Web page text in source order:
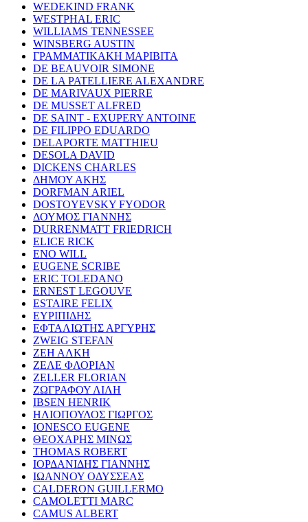
WEDEKIND FRANK
WESTPHAL ERIC
WILLIAMS TENNESSEE
WINSBERG AUSTIN
ΓΡΑΜΜΑΤΙΚΑΚΗ ΜΑΡΙΒΙΤΑ
DE BEAUVOIR SIMONE
DE LA PATELLIERE ALEXANDRE
DE MARIVAUX PIERRE
DE MUSSET ALFRED
DE SAINT - EXUPERY ANTOINE
DE FILIPPO EDUARDO
DELAPORTE MATTHIEU
DESOLA DAVID
DICKENS CHARLES
ΔΗΜΟΥ ΑΚΗΣ
DORFMAN ARIEL
DOSTOYEVSKY FYODOR
ΔΟΥΜΟΣ ΓΙΑΝΝΗΣ
DURRENMATT FRIEDRICH
ELICE RICK
ENO WILL
EUGENE SCRIBE
ERIC TOLEDANO
ERNEST LEGOUVE
ESTAIRE FELIX
ΕΥΡΙΠΙΔΗΣ
ΕΦΤΑΛΙΩΤΗΣ ΑΡΓΥΡΗΣ
ZWEIG STEFAN
ΖΕΗ ΑΛΚΗ
ΖΕΛΕ ΦΛΟΡΙΑΝ
ZELLER FLORIAN
ΖΩΓΡΑΦΟΥ ΛΙΛΗ
IBSEN HENRIK
ΗΛΙΟΠΟΥΛΟΣ ΓΙΩΡΓΟΣ
IONESCO EUGENE
ΘΕΟΧΑΡΗΣ ΜΙΝΩΣ
THOMAS ROBERT
ΙΟΡΔΑΝΙΔΗΣ ΓΙΑΝΝΗΣ
ΙΩΑΝΝΟΥ ΟΔΥΣΣΕΑΣ
CALDERON GUILLERMO
CAMOLETTI MARC
CAMUS ALBERT